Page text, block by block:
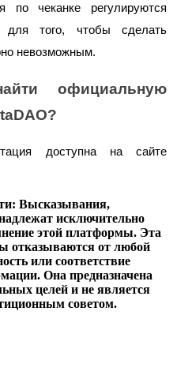
по чеканке регулируются
того, чтобы сделать
невозможным.
официальную
доступна на сайте
Высказывания,
исключительно
этой платформы. Эта
отказываются от любой
или соответствие
Она предназначена
целей и не является
советом.